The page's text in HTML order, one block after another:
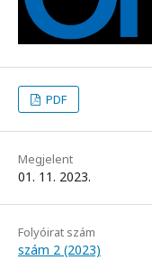
PDF
Megjelent
01. 11. 2023.
Folyóirat szám
szám 2 (2023)